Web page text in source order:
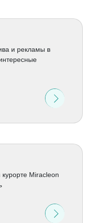
и рекламы в
Miracleon